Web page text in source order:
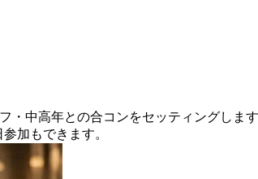
・中高年との合コンをセッティングしま
加もできます。